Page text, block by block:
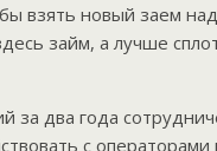
взять новый заем
займ, а лучше
два года
с операторами